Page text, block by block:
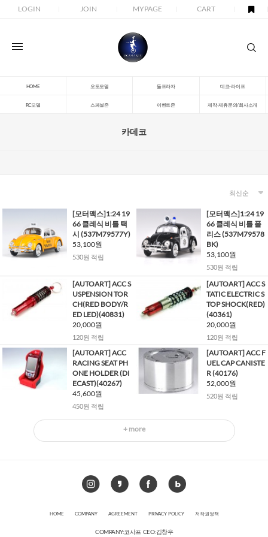
LOGIN JOIN MYPAGE CART
HOME 오토모델 돌프라자 데코-라이프
RC모델 스페셜존 이벤트존 제작-제휴문의/회사소개
카데코
[모터맥스]1:24 19
66 클레식 비틀 택
시 (537M79577Y)
53,100원
530원 적립
[모터맥스]1:24 19
66 클레식 비틀 폴
리스 (537M79578
BK)
53,100원
530원 적립
[AUTOART] ACC S
USPENSION TOR
CH(RED BODY/R
ED LED)(40831)
20,000원
120원 적립
[AUTOART] ACC S
TATIC ELECTRIC S
TOP SHOCK(RED)
(40361)
20,000원
120원 적립
[AUTOART] ACC
RACING SEAT PH
ONE HOLDER (DI
ECAST)(40267)
45,600원
450원 적립
[AUTOART] ACC F
UEL CAP CANISTE
R (40176)
52,000원
520원 적립
+ more
HOME COMPANY AGREEMENT PRIVACY POLICY 저작권정책
COMPANY:코사프 CEO:김창우